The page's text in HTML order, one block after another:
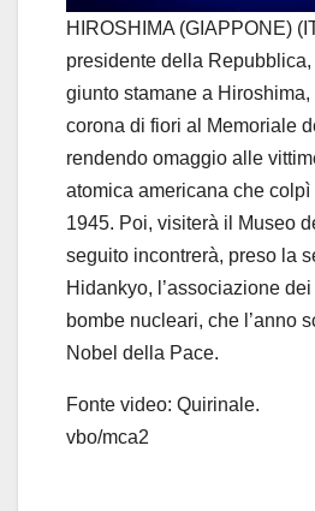
a
y
V
i
d
e
HIROSHIMA (GIAPPONE)
presidente della
giunto stamane a
corona di fiori al Memoriale
rendendo omaggio alle
atomica americana che
1945. Poi, visiterà il Museo
seguito incontrerà, preso la
Hidankyo, l’associazione
bombe nucleari, che l’anno
Nobel della Pace.
Fonte video: Quirinale.
vbo/mca2